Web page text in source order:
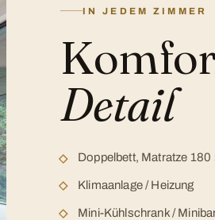
IN JEDEM ZIMMER
Detail
Doppelbett, Matratze 180
Klimaanlage / Heizung
Mini-Kühlschrank /